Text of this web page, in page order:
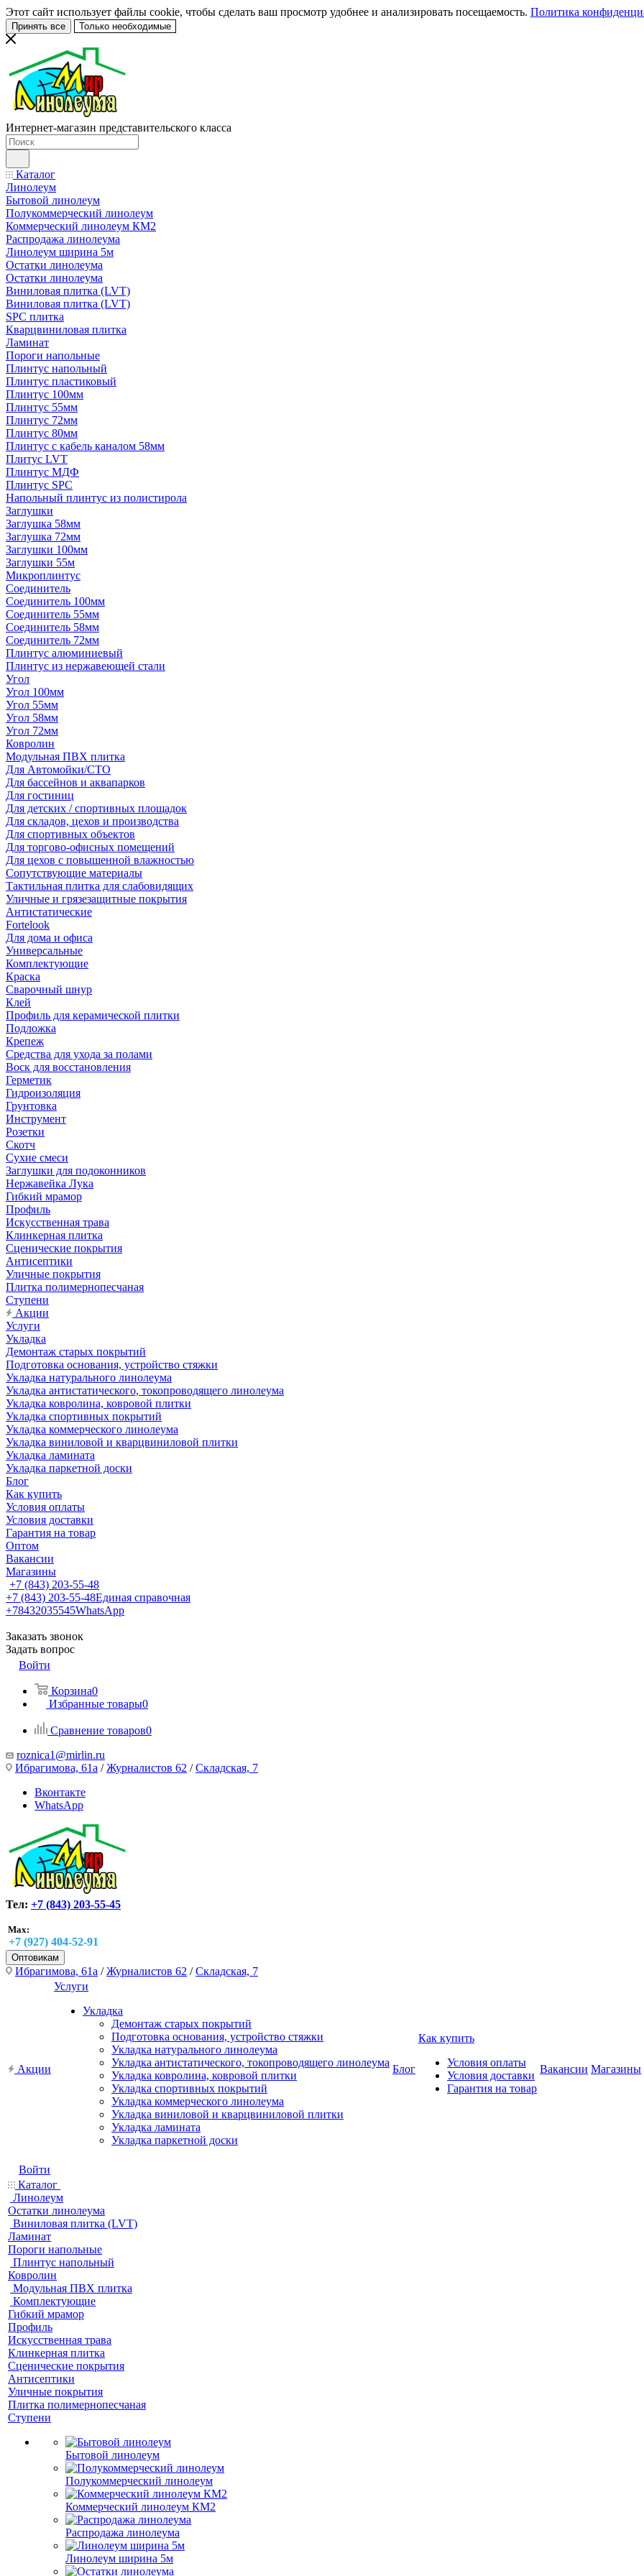
Этот сайт использует файлы cookie, чтобы сделать ваш просмотр удобнее и анализировать посещаемость. Политика
Принять все Только необходимые
Интернет-магазин представительского класса
Каталог
Линолеум
Бытовой линолеум
Полукоммерческий линолеум
Коммерческий линолеум КМ2
Распродажа линолеума
Линолеум ширина 5м
Остатки линолеума
Остатки линолеума
Виниловая плитка (LVT)
Виниловая плитка (LVT)
SPC плитка
Кварцвиниловая плитка
Ламинат
Пороги напольные
Плинтус напольный
Плинтус пластиковый
Плинтус 100мм
Плинтус 55мм
Плинтус 72мм
Плинтус 80мм
Плинтус с кабель каналом 58мм
Плитус LVT
Плинтус МДФ
Плинтус SPC
Напольный плинтус из полистирола
Заглушки
Заглушка 58мм
Заглушка 72мм
Заглушки 100мм
Заглушки 55м
Микроплинтус
Соединитель
Соединитель 100мм
Соединитель 55мм
Соединитель 58мм
Соединитель 72мм
Плинтус алюминиевый
Плинтус из нержавеющей стали
Угол
Угол 100мм
Угол 55мм
Угол 58мм
Угол 72мм
Ковролин
Модульная ПВХ плитка
Для Автомойки/СТО
Для бассейнов и аквапарков
Для гостиниц
Для детских / спортивных площадок
Для складов, цехов и производства
Для спортивных объектов
Для торгово-офисных помещений
Для цехов с повышенной влажностью
Сопутствующие материалы
Тактильная плитка для слабовидящих
Уличные и грязезащитные покрытия
Антистатические
Fortelook
Для дома и офиса
Универсальные
Комплектующие
Краска
Сварочный шнур
Клей
Профиль для керамической плитки
Подложка
Крепеж
Средства для ухода за полами
Воск для восстановления
Герметик
Гидроизоляция
Грунтовка
Инструмент
Розетки
Скотч
Сухие смеси
Заглушки для подоконников
Нержавейка Лука
Гибкий мрамор
Профиль
Искусственная трава
Клинкерная плитка
Сценические покрытия
Антисептики
Уличные покрытия
Плитка полимернопесчаная
Ступени
Акции
Услуги
Укладка
Демонтаж старых покрытий
Подготовка основания, устройство стяжки
Укладка натурального линолеума
Укладка антистатического, токопроводящего линолеума
Укладка ковролина, ковровой плитки
Укладка спортивных покрытий
Укладка коммерческого линолеума
Укладка виниловой и кварцвиниловой плитки
Укладка ламината
Укладка паркетной доски
Блог
Как купить
Условия оплаты
Условия доставки
Гарантия на товар
Оптом
Вакансии
Магазины
+7 (843) 203-55-48
+7 (843) 203-55-48Единая справочная
+78432035545WhatsApp
Заказать звонок
Задать вопрос
Войти
Корзина0
Избранные товары0
Сравнение товаров0
roznica1@mirlin.ru
Ибрагимова, 61а /Журналистов 62 /Складская, 7
Вконтакте
WhatsApp
Тел: +7 (843) 203-55-45
Max:
+7 (927) 404-52-91
Оптовикам
Ибрагимова, 61а /Журналистов 62 /Складская, 7
Акции
Услуги
Укладка
Демонтаж старых покрытий
Подготовка основания, устройство стяжки
Укладка натурального линолеума
Укладка антистатического, токопроводящего линолеума
Укладка ковролина, ковровой плитки
Укладка спортивных покрытий
Укладка коммерческого линолеума
Укладка виниловой и кварцвиниловой плитки
Укладка ламината
Укладка паркетной доски
Блог
Как купить
Условия оплаты
Условия доставки
Гарантия на товар
Вакансии Магазины
Войти
Каталог
Линолеум
Остатки линолеума
Виниловая плитка (LVT)
Ламинат
Пороги напольные
Плинтус напольный
Ковролин
Модульная ПВХ плитка
Комплектующие
Гибкий мрамор
Профиль
Искусственная трава
Клинкерная плитка
Сценические покрытия
Антисептики
Уличные покрытия
Плитка полимернопесчаная
Ступени
Бытовой линолеум
Полукоммерческий линолеум
Коммерческий линолеум КМ2
Распродажа линолеума
Линолеум ширина 5м